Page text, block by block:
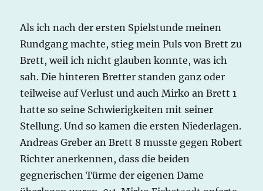
Als ich nach der ersten Spielstunde meinen
Rundgang machte, stieg mein Puls von Brett zu
Brett, weil ich nicht glauben konnte, was ich
sah. Die hinteren Bretter standen ganz oder
teilweise auf Verlust und auch Mirko an Brett 1
hatte so seine Schwierigkeiten mit seiner
Stellung. Und so kamen die ersten Niederlagen.
Andreas Greber an Brett 8 musste gegen Robert
Richter anerkennen, dass die beiden
gegnerischen Türme der eigenen Dame